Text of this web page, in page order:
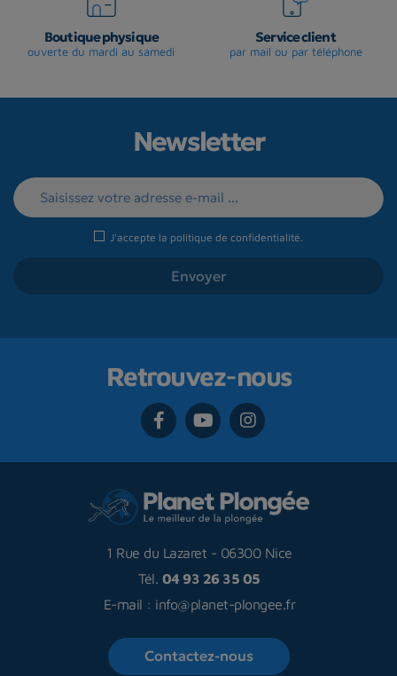
Boutique physique
ouverte du mardi au samedi
Service client
par mail ou par téléphone
Newsletter
J'accepte la politique de confidentialité
Retrouvez-nous
1 Rue du Lazaret - 06300 Nice
Tél. 04 93 26 35 05
E-mail : info@planet-plongee.fr
Contactez-nous